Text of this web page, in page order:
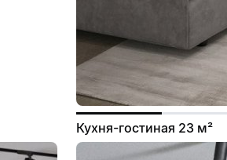
Кухня-гостиная 23 м²